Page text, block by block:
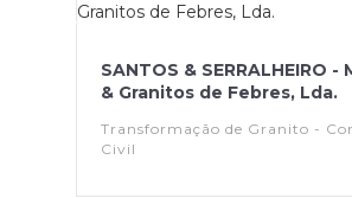
SANTOS & SERRALHEIRO -
& Granitos de Febres, Lda.
Transformação de Granito -
Civil